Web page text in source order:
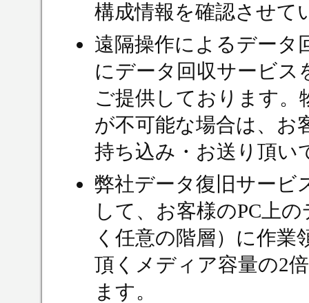
構成情報を確認させて
遠隔操作によるデータ
にデータ回収サービス
ご提供しております。
が不可能な場合は、お
持ち込み・お送り頂い
弊社データ復旧サービ
して、お客様のPC上
く任意の階層）に作業
頂くメディア容量の2
ます。